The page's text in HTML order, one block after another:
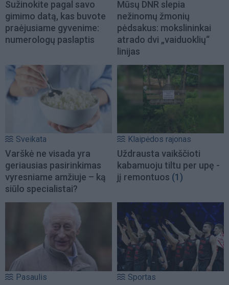
Sužinokite pagal savo
gimimo datą, kas buvote
praėjusiame gyvenime:
numerologų paslaptis
Mūsų DNR slepia
nežinomų žmonių
pėdsakus: mokslininkai
atrado dvi „vaiduoklių“
linijas
Sveikata
Varškė ne visada yra
geriausias pasirinkimas
vyresniame amžiuje – ką
siūlo specialistai?
Klaipėdos rajonas
Uždrausta vaikščioti
kabamuoju tiltu per upę -
jį remontuos (1)
Pasaulis Sportas